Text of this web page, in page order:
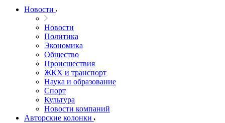
Новости
Новости
Политика
Экономика
Общество
Происшествия
ЖКХ и транспорт
Наука и образование
Спорт
Культура
Новости компаний
Авторские колонки